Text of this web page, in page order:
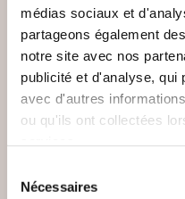
médias sociaux et
partageons également
notre site avec nos
publicité et d'analyse, qui
avec d'autres
ou qu'ils ont collectées
Nécessaires